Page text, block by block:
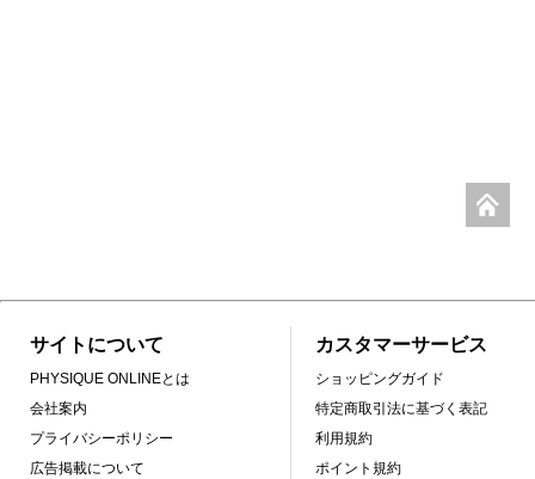
サイトについて
PHYSIQUE ONLINEとは
会社案内
プライバシーポリシー
広告掲載について
カスタマーサービス
ショッピングガイド
特定商取引法に基づく表記
利用規約
ポイント規約